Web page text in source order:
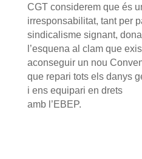
CGT considerem que és
irresponsabilitat, tant per
sindicalisme signant,
l’esquena al clam que
aconseguir un nou
que repari tots els danys
i ens equipari en drets
amb l’EBEP.